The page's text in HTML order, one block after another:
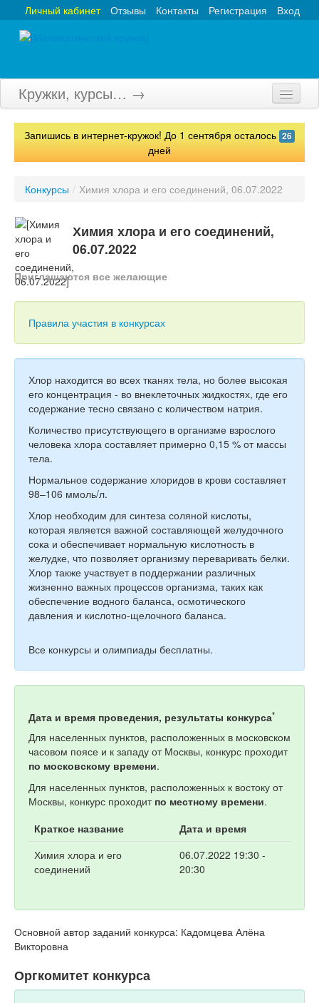
Вход
Регистрация
Контакты
Отзывы
Личный кабинет
Кружки, курсы… →
Главная
Турниры
Конкурсы
Тесты
Игры
Учитель
Запишись в интернет-кружок! До 1 сентября осталось 26
дней
Конкурсы / Химия хлора и его соединений, 06.07.2022
Химия хлора и его соединений,
06.07.2022
Приглашаются все желающие
Правила участия в конкурсах
Хлор находится во всех тканях тела, но более высокая
его концентрация - во внеклеточных жидкостях, где его
содержание тесно связано с количеством натрия.
Количество присутствующего в организме взрослого
человека хлора составляет примерно 0,15 % от массы
тела.
Нормальное содержание хлоридов в крови составляет
98–106 ммоль/л.
Хлор необходим для синтеза соляной кислоты,
которая является важной составляющей желудочного
сока и обеспечивает нормальную кислотность в
желудке, что позволяет организму переваривать белки.
Хлор также участвует в поддержании различных
жизненно важных процессов организма, таких как
обеспечение водного баланса, осмотического
давления и кислотно-щелочного баланса.
Все конкурсы и олимпиады бесплатны.
Дата и время проведения, результаты конкурса*
Для населенных пунктов, расположенных в московском
часовом поясе и к западу от Москвы, конкурс проходит
по московскому времени.
Для населенных пунктов, расположенных к востоку от
Москвы, конкурс проходит по местному времени.
Краткое название
Дата и время
Химия хлора и его
соединений
06.07.2022 19:30 -
20:30
Основной автор заданий конкурса: Кадомцева Алёна
Викторовна
Оргкомитет конкурса